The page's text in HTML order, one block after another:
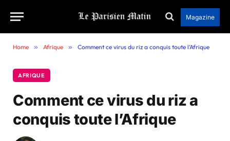
Magazine
Home » Afrique » Comment ce virus du riz a conquis toute l’Afrique
AFRIQUE
Comment ce virus du riz a
conquis toute l’Afrique